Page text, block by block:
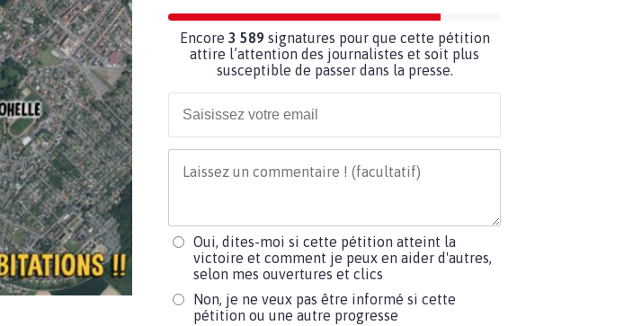
Encore 3 589 signatures pour que cette pétition
attire l’attention des journalistes et soit plus
susceptible de passer dans la presse.
Oui, dites-moi si cette pétition atteint la
victoire et comment je peux en aider d'autres,
selon mes ouvertures et clics
Non, je ne veux pas être informé si cette
pétition ou une autre progresse